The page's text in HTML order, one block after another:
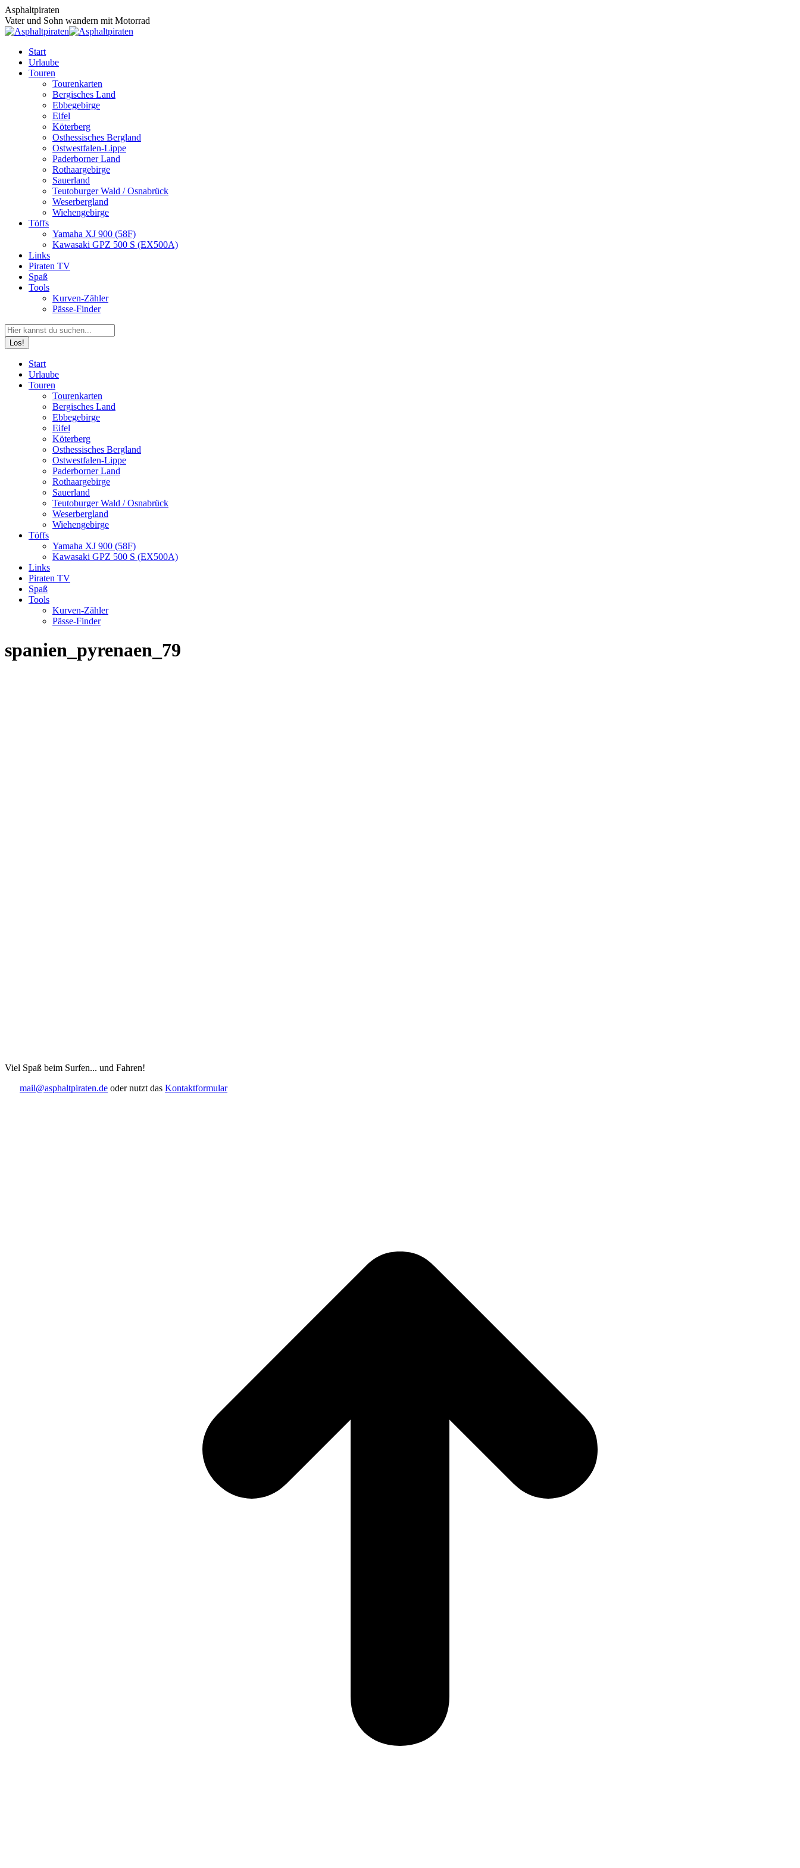
Zum
Inhalt
springen
Asphaltpiraten
Vater und Sohn wandern mit Motorrad
Start
Urlaube
Touren
Tourenkarten
Bergisches Land
Ebbegebirge
Eifel
Köterberg
Osthessisches Bergland
Ostwestfalen-Lippe
Paderborner Land
Rothaargebirge
Sauerland
Teutoburger Wald / Osnabrück
Weserbergland
Wiehengebirge
Töffs
Yamaha XJ 900 (58F)
Kawasaki GPZ 500 S (EX500A)
Links
Piraten TV
Spaß
Tools
Kurven-Zähler
Pässe-Finder
Search:
page
opens
page
opens
page
opens
Start
Urlaube
Touren
Tourenkarten
Bergisches Land
Ebbegebirge
Eifel
Köterberg
Osthessisches Bergland
Ostwestfalen-Lippe
Paderborner Land
Rothaargebirge
Sauerland
Teutoburger Wald / Osnabrück
Weserbergland
Wiehengebirge
Töffs
Yamaha XJ 900 (58F)
Kawasaki GPZ 500 S (EX500A)
Links
Piraten TV
Spaß
Tools
Kurven-Zähler
Pässe-Finder
spanien_pyrenaen_79
Viel Spaß beim Surfen... und Fahren!
mail@asphaltpiraten.de oder nutzt das Kontaktformular